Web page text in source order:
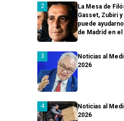
La Mesa de
Gasset, Zubiri
puede
de Madrid en el
Noticias al
2026
Noticias al
2026